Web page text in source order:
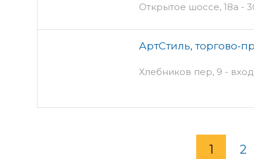
Открытое шоссе, 18а -
АртСтиль, торгово-
Хлебников пер, 9 -
1 2